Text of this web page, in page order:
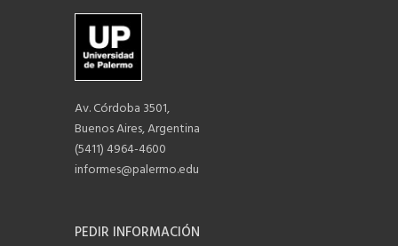
Av. Córdoba 3501,
Buenos Aires, Argentina
(5411) 4964-4600
informes@palermo.edu
PEDIR INFORMACIÓN